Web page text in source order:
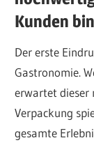
Kunden
Der erste
Gastronomie.
erwartet dieser
Verpackung
gesamte